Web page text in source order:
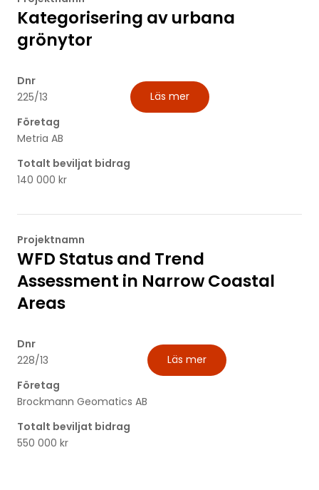
Kategorisering av urbana
grönytor
Dnr
225/13
Företag
Metria AB
Totalt beviljat bidrag
140 000 kr
Läs mer
Projektnamn
WFD Status and Trend
Assessment in Narrow Coastal
Areas
Dnr
228/13
Företag
Brockmann Geomatics AB
Totalt beviljat bidrag
550 000 kr
Läs mer